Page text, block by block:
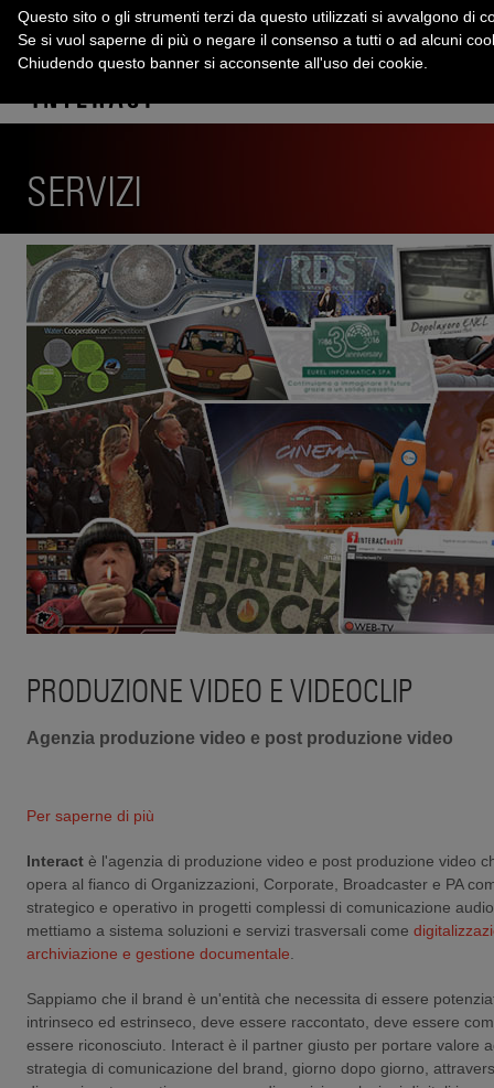
SERVIZI
PRODUZIONE VIDEO E VIDEOCLIP
Agenzia produzione video e post produzione video
Per saperne di più
Interact è l'agenzia di produzione video e post produzione video
opera al fianco di Organizzazioni, Corporate, Broadcaster e PA
strategico e operativo in progetti complessi di comunicazione
mettiamo a sistema soluzioni e servizi trasversali come
archiviazione e gestione documentale
Sappiamo che il brand è un'entità che necessita di essere
intrinseco ed estrinseco, deve essere raccontato, deve essere
essere riconosciuto. Interact è il partner giusto per portare valore
strategia di comunicazione del brand, giorno dopo giorno,
Questo sito o gli strumenti terzi da questo utilizzati si avvalgono di
Se si vuol saperne di più o negare il consenso a tutti o ad alcuni
Chiudendo questo banner si acconsente all'uso dei cookie.